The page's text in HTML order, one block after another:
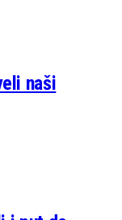
naši